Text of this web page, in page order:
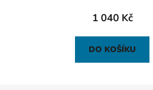
1 040 Kč
DO KOŠÍKU